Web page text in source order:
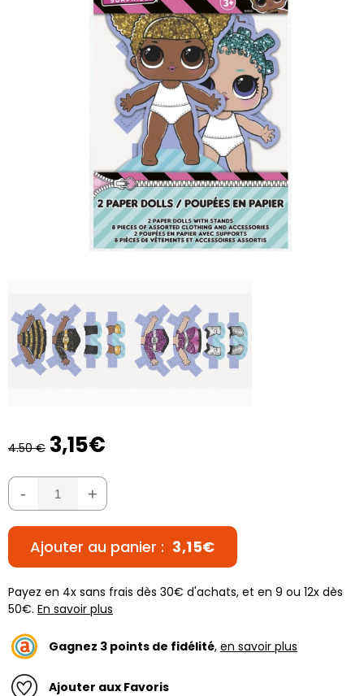
4.50 € 3,15€
- +
Ajouter au panier : 3,15€
Payez en 4x sans frais dès 30€ d'achats, et en 9 ou 12x dès
50€. En savoir plus
Gagnez 3 points de fidélité, en savoir plus
Ajouter aux Favoris